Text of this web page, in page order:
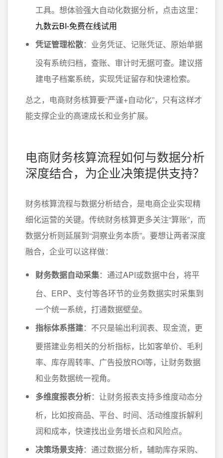
工具。想体验强大自动化数据分析，点击这里：
九数云BI-免费在线试用
凭证管理松散：业务凭证、记账凭证、原始单据
没有系统归档，查账、审计时无据可查。建议搭
建电子档案系统，实现凭证留存和快速检索。
总之，电商财务核算要“严谨+自动化”，只有这样才
能支撑企业的高速成长和业务扩展。
电商财务核算流程如何与数据分析
深度结合，为企业决策提供支持？
财务核算流程与数据分析结合，是电商企业实现精
细化运营的关键。传统财务核算更多关注“算账”，而
数据分析则延展到“洞察业务本质”。要想让两者深度
融合，企业可以这样做：
财务数据自动采集：通过API或数据中台，将平
台、ERP、支付等各环节的业务数据实时采集到
一个统一系统，打通数据壁垒。
指标体系搭建：不只是输出利润表、现金流，更
要搭建业务相关的分析指标，比如客单价、毛利
率、库存周转率、广告投放ROI等，让财务数据
和业务数据统一视角。
多维度报表分析：让财务报表支持多维度动态分
析，比如按商品、平台、时间、活动维度拆解利
润和成本，快速找出业务增长点和风险点。
决策场景支持：通过数据分析，辅助库存采购、